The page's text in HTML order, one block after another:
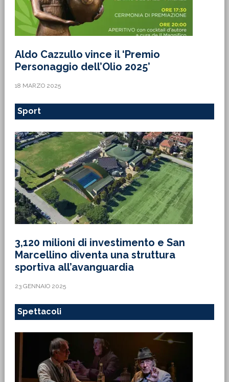
Aldo Cazzullo vince il ‘Premio
Personaggio dell’Olio 2025’
18 MARZO 2025
Sport
3,120 milioni di investimento e San
Marcellino diventa una struttura
sportiva all’avanguardia
23 GENNAIO 2025
Spettacoli